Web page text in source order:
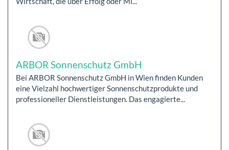
ARBOR Sonnenschutz GmbH
Bei ARBOR Sonnenschutz GmbH in Wien finden Kunden
eine Vielzahl hochwertiger Sonnenschutzprodukte und
professioneller Dienstleistungen. Das engagierte...